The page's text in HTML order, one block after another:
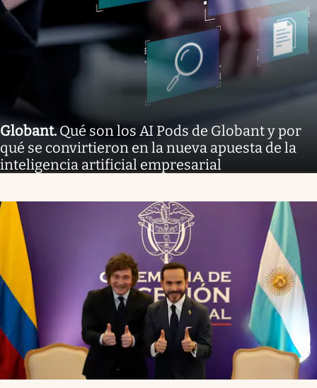
Globant.Qué son los AI Pods de Globant y por
qué se convirtieron en la nueva apuesta de la
inteligencia artificial empresarial